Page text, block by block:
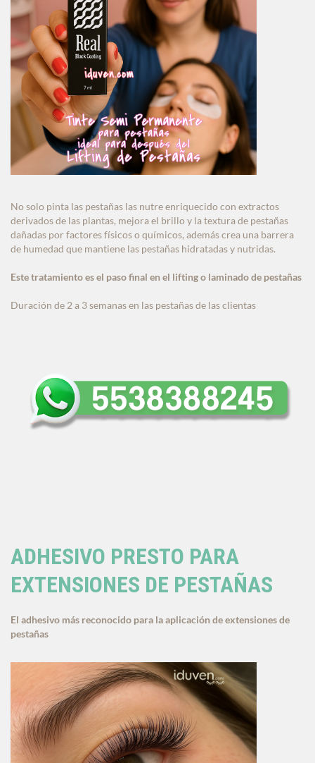
No solo pinta las pestañas las nutre enriquecido con extractos
derivados de las plantas, mejora el brillo y la textura de pestañas
dañadas por factores físicos o químicos, además crea una barrera
de humedad que mantiene las pestañas hidratadas y nutridas.
Este tratamiento es el paso final en el lifting o laminado de pestañas
Duración de 2 a 3 semanas en las pestañas de las clientas
ADHESIVO PRESTO PARA
EXTENSIONES DE PESTAÑAS
El adhesivo más reconocido para la aplicación de extensiones de
pestañas